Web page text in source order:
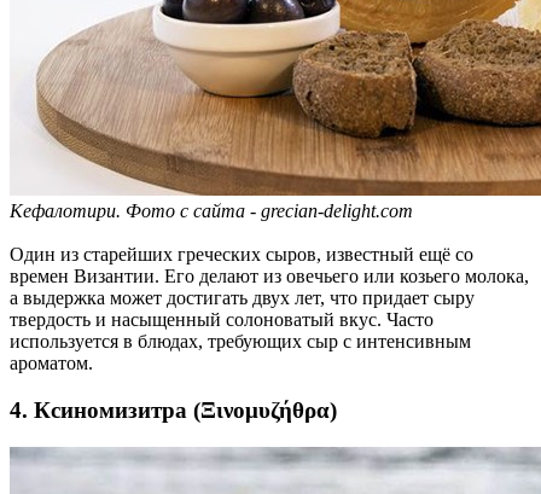
Кефалотири. Фото с сайта - grecian-delight.com
Один из старейших греческих сыров, известный ещё со
времен Византии. Его делают из овечьего или козьего молока,
а выдержка может достигать двух лет, что придает сыру
твердость и насыщенный солоноватый вкус. Часто
используется в блюдах, требующих сыр с интенсивным
ароматом.
4. Ксиномизитра (Ξινομυζήθρα)